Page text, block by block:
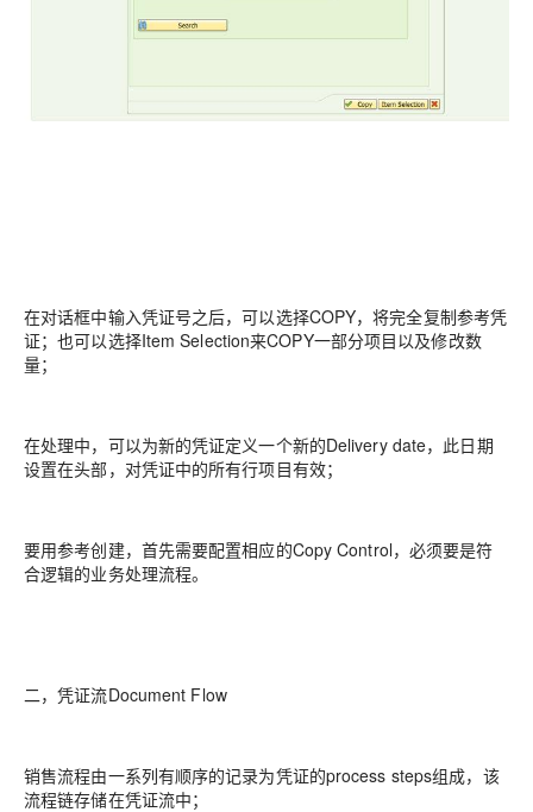
在对话框中输入凭证号之后，可以选择COPY，将完全复制参考凭
证；也可以选择Item Selection来COPY一部分项目以及修改数
量；
在处理中，可以为新的凭证定义一个新的Delivery date，此日期
设置在头部，对凭证中的所有行项目有效；
要用参考创建，首先需要配置相应的Copy Control，必须要是符
合逻辑的业务处理流程。
二，凭证流Document Flow
销售流程由一系列有顺序的记录为凭证的process steps组成，该
流程链存储在凭证流中；